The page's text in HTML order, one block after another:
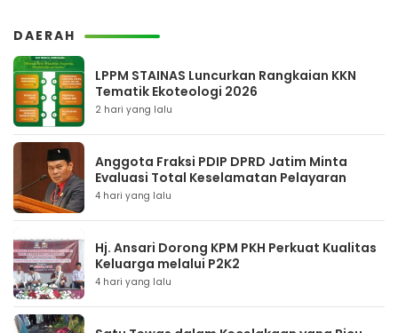
DAERAH
LPPM STAINAS Luncurkan Rangkaian KKN
Tematik Ekoteologi 2026
2 hari yang lalu
Anggota Fraksi PDIP DPRD Jatim Minta
Evaluasi Total Keselamatan Pelayaran
4 hari yang lalu
Hj. Ansari Dorong KPM PKH Perkuat Kualitas
Keluarga melalui P2K2
4 hari yang lalu